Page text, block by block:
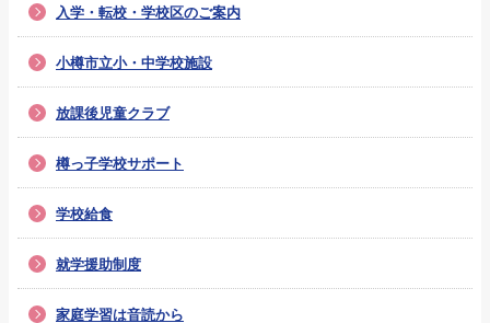
入学・転校・学校区のご案内
小樽市立小・中学校施設
放課後児童クラブ
樽っ子学校サポート
学校給食
就学援助制度
家庭学習は音読から